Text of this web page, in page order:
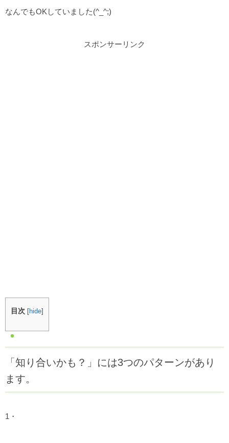
なんでもOKしていました(^_^;)
スポンサーリンク
目次 [hide]
「知り合いかも？」には3つのパターンがあり
ます。
1・